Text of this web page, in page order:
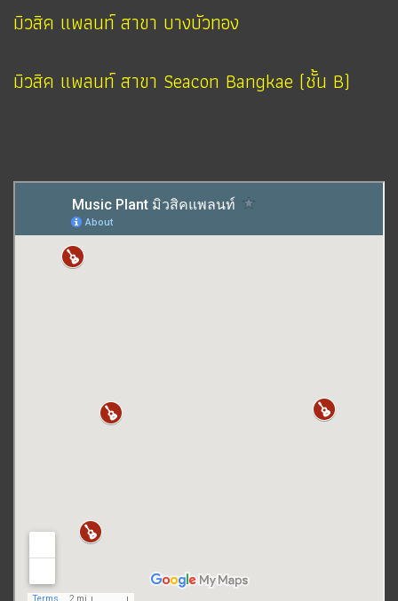
มิวสิค แพลนท์ สาขา บางบัวทอง
มิวสิค แพลนท์ สาขา Seacon Bangkae (ชั้น B)